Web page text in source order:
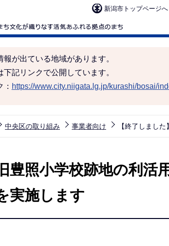
新潟市トップページへ
報が出ている地域があります。
下記リンクで公開しています。
： https://www.city.niigata.lg.jp/kurashi/bosai/
中央区の取り組み 事業者向け 【終了しまし
豊照小学校跡地の利活
実施します